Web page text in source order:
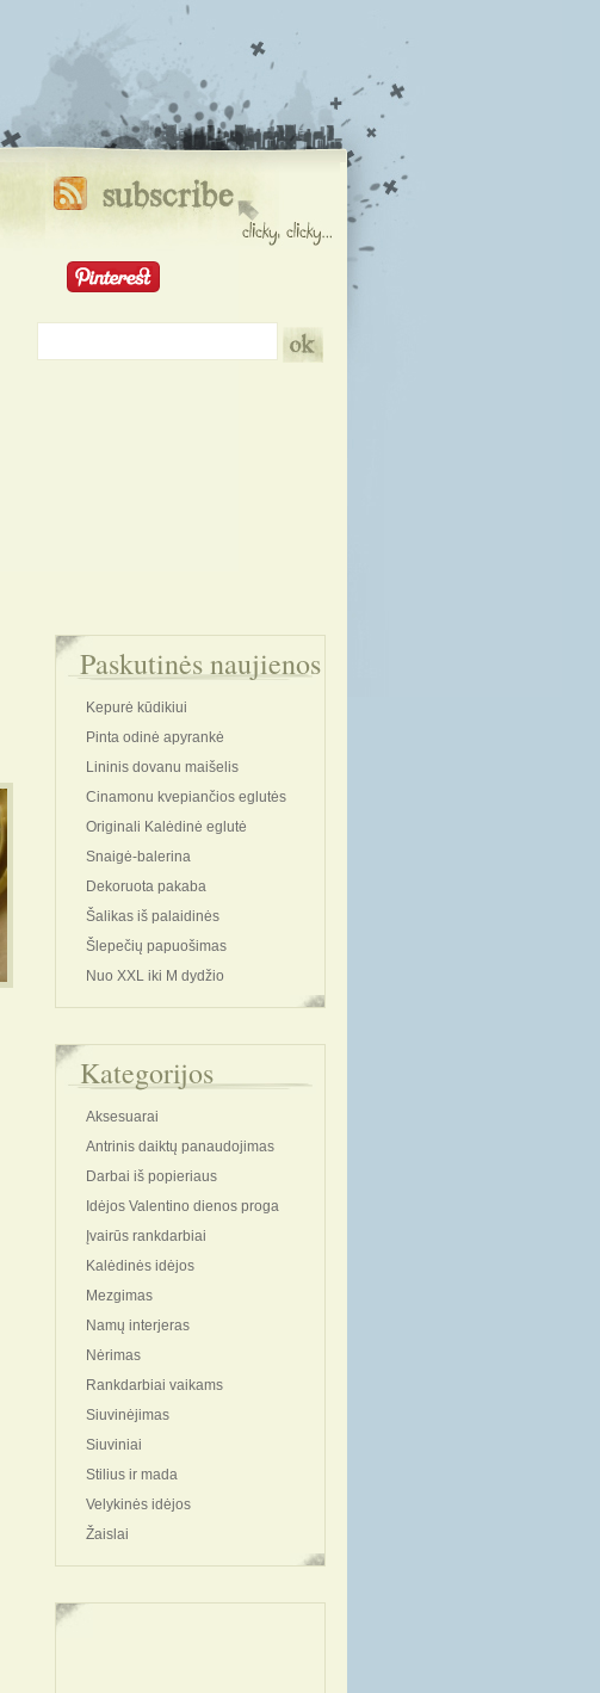
Paskutinės naujienos
Kepurė kūdikiui
Pinta odinė apyrankė
Lininis dovanu maišelis
Cinamonu kvepiančios eglutės
Originali Kalėdinė eglutė
Snaigė-balerina
Dekoruota pakaba
Šalikas iš palaidinės
Šlepečių papuošimas
Nuo XXL iki M dydžio
Kategorijos
Aksesuarai
Antrinis daiktų panaudojimas
Darbai iš popieriaus
Idėjos Valentino dienos proga
Įvairūs rankdarbiai
Kalėdinės idėjos
Mezgimas
Namų interjeras
Nėrimas
Rankdarbiai vaikams
Siuvinėjimas
Siuviniai
Stilius ir mada
Velykinės idėjos
Žaislai